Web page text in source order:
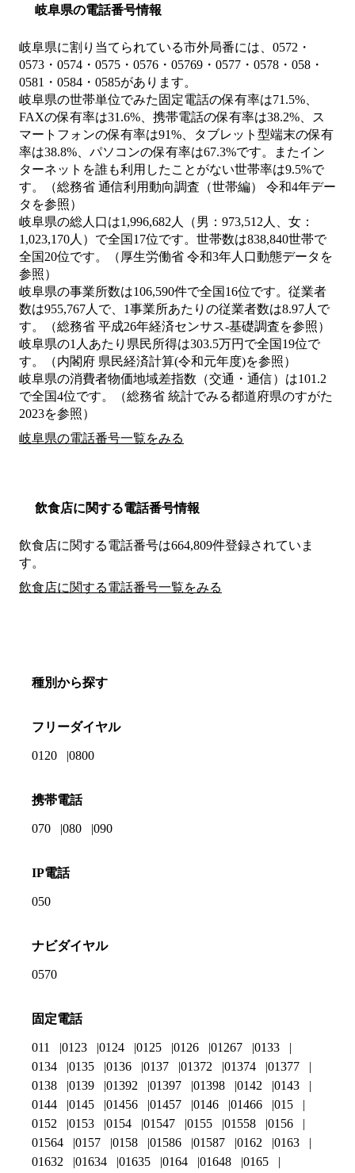
岐阜県の電話番号情報
岐阜県に割り当てられている市外局番には、0572・
0573・0574・0575・0576・05769・0577・0578・058・
0581・0584・0585があります。
岐阜県の世帯単位でみた固定電話の保有率は71.5%、
FAXの保有率は31.6%、携帯電話の保有率は38.2%、ス
マートフォンの保有率は91%、タブレット型端末の保有
率は38.8%、パソコンの保有率は67.3%です。またイン
ターネットを誰も利用したことがない世帯率は9.5%で
す。（総務省 通信利用動向調査（世帯編） 令和4年デー
タを参照）
岐阜県の総人口は1,996,682人（男：973,512人、女：
1,023,170人）で全国17位です。世帯数は838,840世帯で
全国20位です。（厚生労働省 令和3年人口動態データを
参照）
岐阜県の事業所数は106,590件で全国16位です。従業者
数は955,767人で、1事業所あたりの従業者数は8.97人で
す。（総務省 平成26年経済センサス‐基礎調査を参照）
岐阜県の1人あたり県民所得は303.5万円で全国19位で
す。（内閣府 県民経済計算(令和元年度)を参照）
岐阜県の消費者物価地域差指数（交通・通信）は101.2
で全国4位です。（総務省 統計でみる都道府県のすがた
2023を参照）
岐阜県の電話番号一覧をみる
飲食店に関する電話番号情報
飲食店に関する電話番号は664,809件登録されていま
す。
飲食店に関する電話番号一覧をみる
種別から探す
フリーダイヤル
0120 0800
携帯電話
070 080 090
IP電話
050
ナビダイヤル
0570
固定電話
011 0123 0124 0125 0126 01267
0133
0134
0135 0136 0137 01372 01374
01377
0138
0139 01392 01397 01398 0142
0143
0144
0145 01456 01457 0146 01466
015
0152
0153 0154 01547 0155 01558
0156
01564
0157 0158 01586 01587 0162
0163
01632
01634 01635 0164 01648 0165